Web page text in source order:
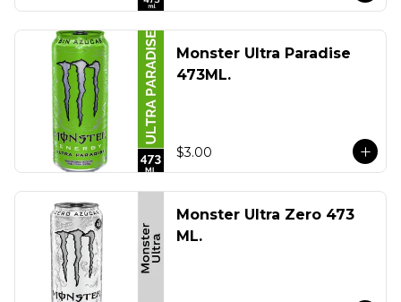
Monster Ultra Paradise
473ML.
$3.00
Monster Ultra Zero 473
ML.